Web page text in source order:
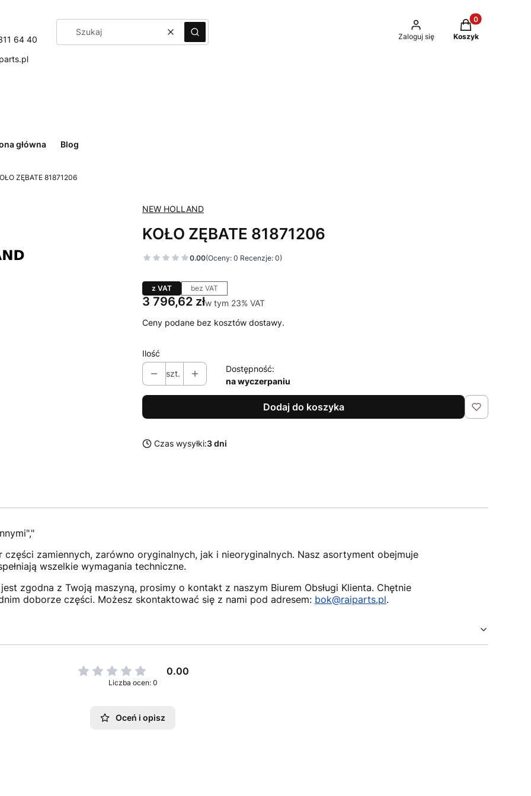
64 40
WyczyśćSzukaj Zaloguj się
Produkty w
Koszyk
główna Blog
ZĘBATE 81871206
NEW HOLLAND
KOŁO ZĘBATE 81871206
0.00(Oceny: 0 Recenzje: 0)
z VAT bez VAT
Cena
3 796,62 złw tym 23% VAT
w tym 23% VAT
Ceny podane bez kosztów dostawy.
Ilość
szt.
Dostępność:
na wyczerpaniu
Dodaj do koszyka
Czas wysyłki:3 dni
zamiennych, zarówno oryginalnych, jak i nieoryginalnych. Nasz asortyment obejmuje
wszelkie wymagania techniczne.
zgodna z Twoją maszyną, prosimy o kontakt z naszym Biurem Obsługi Klienta. Chętnie
doborze części. Możesz skontaktować się z nami pod adresem: bok@raiparts.pl.
0.00
Liczba ocen: 0
Oceń i opisz